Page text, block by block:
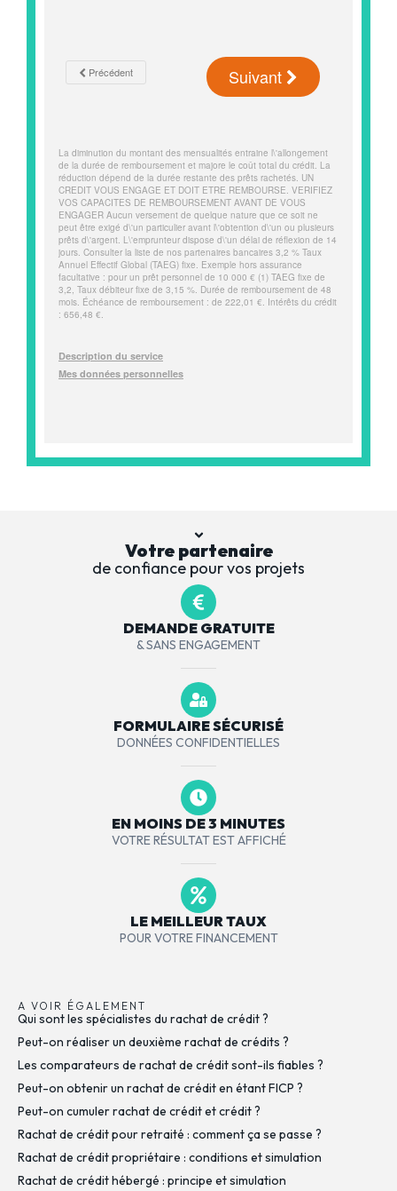
Votre partenaire
de confiance pour vos projets
DEMANDE GRATUITE
& SANS ENGAGEMENT
FORMULAIRE SÉCURISÉ
DONNÉES CONFIDENTIELLES
EN MOINS DE 3 MINUTES
VOTRE RÉSULTAT EST AFFICHÉ
LE MEILLEUR TAUX
POUR VOTRE FINANCEMENT
A VOIR ÉGALEMENT
Qui sont les spécialistes du rachat de crédit ?
Peut-on réaliser un deuxième rachat de crédits ?
Les comparateurs de rachat de crédit sont-ils fiables ?
Peut-on obtenir un rachat de crédit en étant FICP ?
Peut-on cumuler rachat de crédit et crédit ?
Rachat de crédit pour retraité : comment ça se passe ?
Rachat de crédit propriétaire : conditions et simulation
Rachat de crédit hébergé : principe et simulation